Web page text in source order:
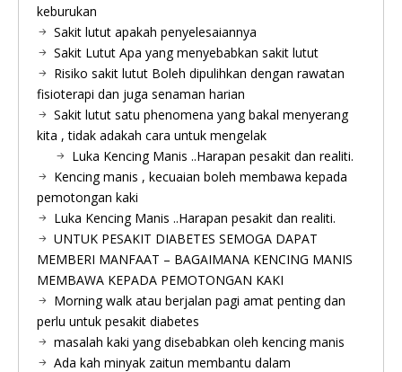
keburukan
Sakit lutut apakah penyelesaiannya
Sakit Lutut Apa yang menyebabkan sakit lutut
Risiko sakit lutut Boleh dipulihkan dengan rawatan
fisioterapi dan juga senaman harian
Sakit lutut satu phenomena yang bakal menyerang
kita , tidak adakah cara untuk mengelak
Luka Kencing Manis ..Harapan pesakit dan realiti.
Kencing manis , kecuaian boleh membawa kepada
pemotongan kaki
Luka Kencing Manis ..Harapan pesakit dan realiti.
UNTUK PESAKIT DIABETES SEMOGA DAPAT
MEMBERI MANFAAT – BAGAIMANA KENCING MANIS
MEMBAWA KEPADA PEMOTONGAN KAKI
Morning walk atau berjalan pagi amat penting dan
perlu untuk pesakit diabetes
masalah kaki yang disebabkan oleh kencing manis
Ada kah minyak zaitun membantu dalam